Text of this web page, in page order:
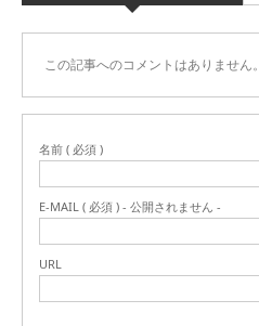
この記事へのコメントはありません。
名前 ( 必須 )
E-MAIL ( 必須 ) - 公開されません -
URL